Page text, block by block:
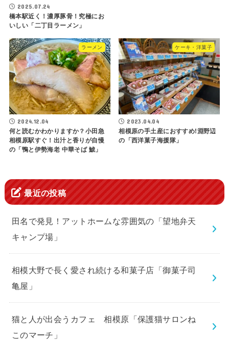
2025.07.24
橋本駅近く！濃厚豚骨！究極にお
いしい「二丁目ラーメン」
ラーメン
2024.12.04
何と読むかわかりますか？小田急
相模原駅すぐ！出汁と香りが自慢
の「鴨と伊勢海老 中華そば 鯱」
ケーキ・洋菓子
2023.04.04
相模原の手土産におすすめ!淵野辺
の「西洋菓子海援隊」
最近の投稿
田名で発見！アットホームな雰囲気の「望地弁天
キャンプ場」
相模大野で長く愛され続ける和菓子店「御菓子司
亀屋」
猫と人が出会うカフェ 相模原「保護猫サロンね
このマーチ」